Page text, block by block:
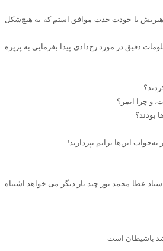
با خودت جدت موافق استم که به هیچ‌شکل
دقیق در مورد رخ‌دادی پیدا بفرمایی به پرپره
و چرا اتمر؟
بودند؟
این‌ها برایم بپردازید!
عطا محمد نور چند بار دیگر می خواهد اشتباه
باشیطان است